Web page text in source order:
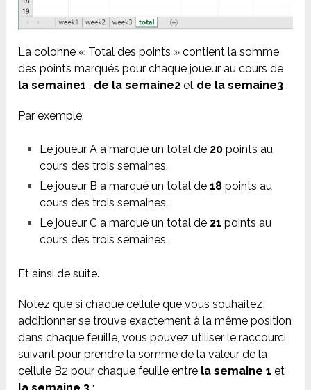
La colonne « Total des points » contient la somme
des points marqués pour chaque joueur au cours de
la semaine1 , de la semaine2 et de la semaine3 .
Par exemple:
Le joueur A a marqué un total de 20points au
cours des trois semaines.
Le joueur B a marqué un total de 18points au
cours des trois semaines.
Le joueur C a marqué un total de 21 points au
cours des trois semaines.
Et ainsi de suite.
Notez que si chaque cellule que vous souhaitez
additionner se trouve exactement à la même position
dans chaque feuille, vous pouvez utiliser le raccourci
suivant pour prendre la somme de la valeur de la
cellule B2 pour chaque feuille entre la semaine 1 et